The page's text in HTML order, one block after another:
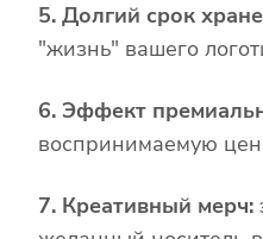
5. Долгий срок
"жизнь" вашего
6. Эффект
воспринимаемую
7. Креативный мерч: